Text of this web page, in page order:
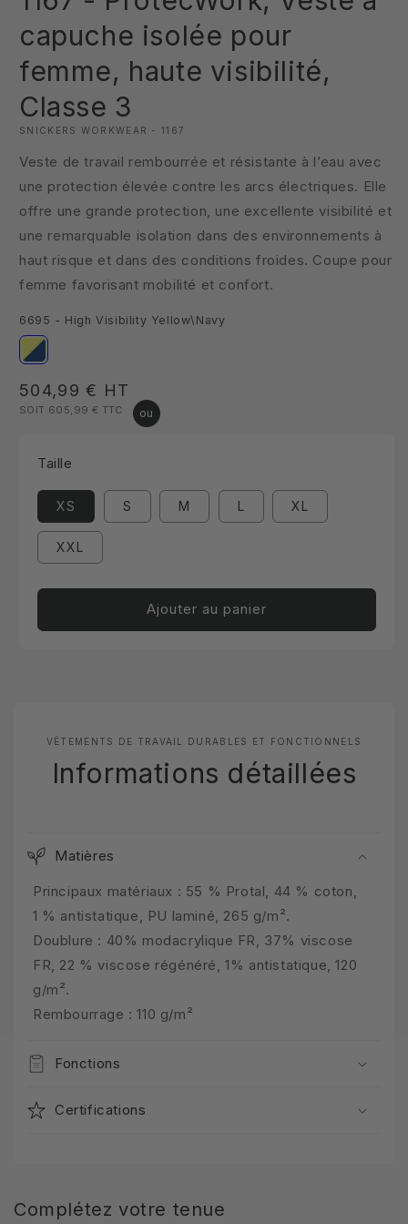
une
fenêtre
modale
capuche isolée pour
femme, haute visibilité,
Classe 3
SNICKERS WORKWEAR - 1167
Veste de travail rembourrée et résistante à l’eau avec
une protection élevée contre les arcs électriques. Elle
offre une grande protection, une excellente visibilité et
une remarquable isolation dans des environnements à
haut risque et dans des conditions froides. Coupe pour
femme favorisant mobilité et confort.
6695 - High Visibility Yellow\Navy
Prix
habituel
504,99 € HT
SOIT 605,99 € TTC
Taille
XS S M L XL
XXL
Ajouter au panier
VÊTEMENTS DE TRAVAIL DURABLES ET FONCTIONNELS
Informations détaillées
Matières
Principaux matériaux : 55 % Protal, 44 % coton,
1 % antistatique, PU laminé, 265 g/m².
Doublure : 40% modacrylique FR, 37% viscose
FR, 22 % viscose régénéré, 1% antistatique, 120
g/m².
Rembourrage : 110 g/m²
Fonctions
Certifications
Complétez votre tenue